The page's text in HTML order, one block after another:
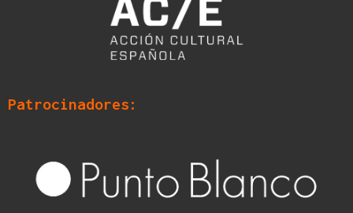
Patrocinadores: